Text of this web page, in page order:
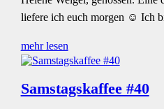
liefere ich euch morgen ☺ Ich
mehr lesen
Samstagskaffee #40